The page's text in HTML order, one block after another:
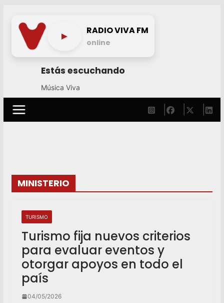
content
► RADIO VIVA FM
online
Estás escuchando
Música Viva
MINISTERIO
TURISMO
Turismo fija nuevos criterios
para evaluar eventos y
otorgar apoyos en todo el
país
04/05/2026